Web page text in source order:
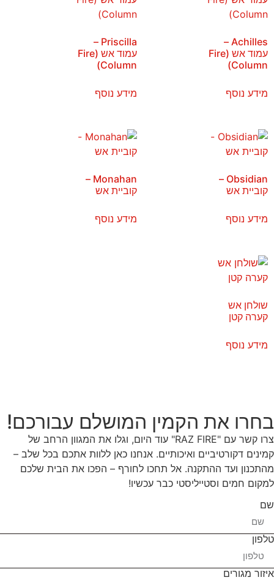
Achilles –
עמוד אש (Fire
Column)
מידע נוסף
Priscilla –
עמוד אש (Fire
Column)
מידע נוסף
Obsidian –
קוביית אש
מידע נוסף
Monahan –
קוביית אש
מידע נוסף
שולחן אש
קערה קטן
מידע נוסף
בחרו את הקמין המושלם עבורכם!
צרו קשר עם "RAZ FIRE" עוד היום, וגלו את המגוון הרחב של
קמינים דקורטיביים ואיכותיים. אנחנו כאן ללוות אתכם בכל שלב –
מהתכנון ועד ההתקנה. אל תחכו לחורף – הפכו את הבית שלכם
למקום חמים וסטייליסטי כבר עכשיו!
שם
טלפון
איזור מגורים